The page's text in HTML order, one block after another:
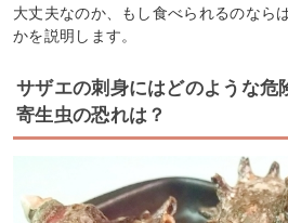
大丈夫なのか、もし食べられるのなら
かを説明します。
サザエの刺身にはどのような危
寄生虫の恐れは？